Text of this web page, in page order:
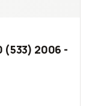
(533) 2006 -